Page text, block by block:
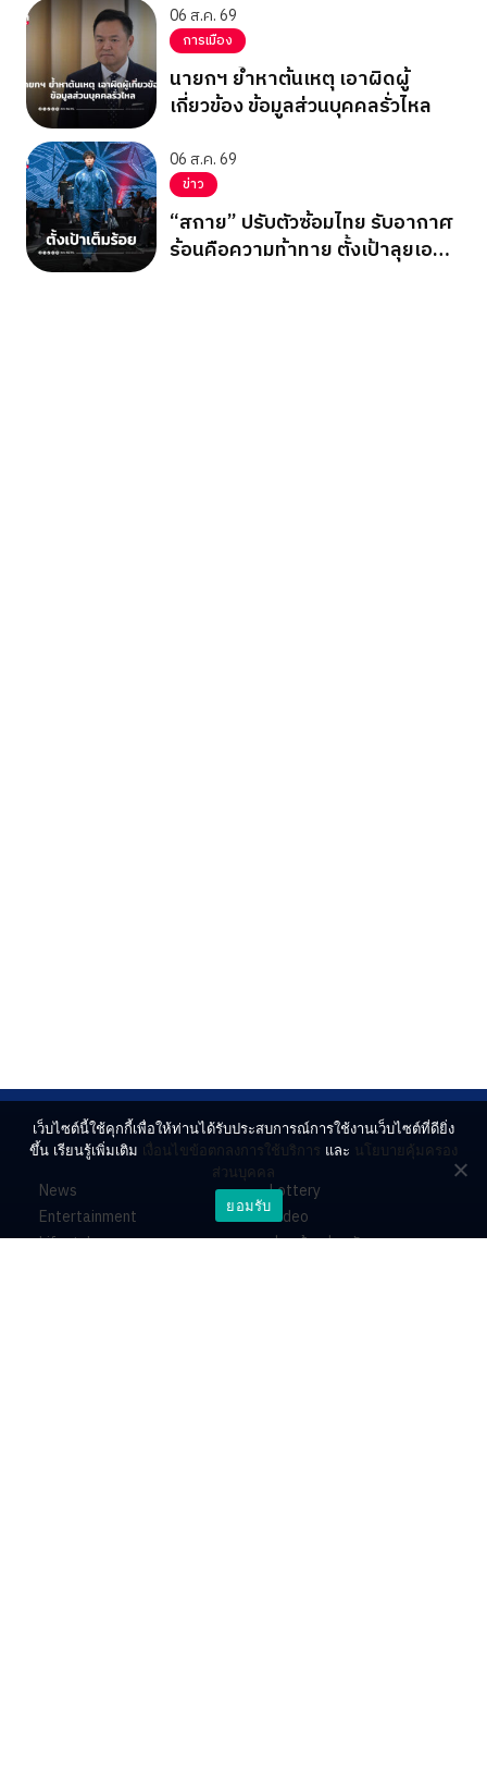
ภาพยนตร์ 2 วันเต็ม
06 ส.ค. 69
การเมือง
นายกฯ ย้ำหาต้นเหตุ เอาผิดผู้
เกี่ยวข้อง ข้อมูลส่วนบุคคลรั่วไหล
06 ส.ค. 69
ข่าว
“สกาย” ปรับตัวซ้อมไทย รับอากาศ
ร้อนคือความท้าทาย ตั้งเป้าลุยเอ
News
Entertainment
Lifestyle
Lottery
Video
ร่วมด้วยช่วยกัน
เว็บไซต์นี้ใช้คุกกี้เพื่อให้ท่านได้รับประสบการณ์การใช้งานเว็บไซต์ที่ดียิ่ง
ขึ้น เรียนรู้เพิ่มเติม เงื่อนไขข้อตกลงการใช้บริการ และ นโยบายคุ้มครอง
ส่วนบุคคล
ยอมรับ